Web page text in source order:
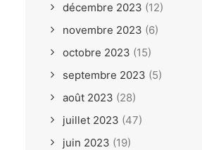
décembre 2023 (12)
novembre 2023 (6)
octobre 2023 (15)
septembre 2023 (5)
août 2023 (28)
juillet 2023 (47)
juin 2023 (19)